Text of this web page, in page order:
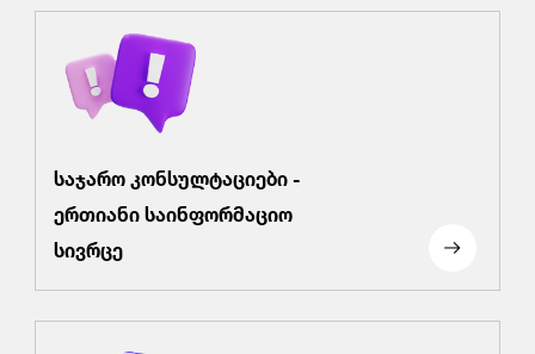
საჯარო კონსულტაციები -
ერთიანი საინფორმაციო
სივრცე